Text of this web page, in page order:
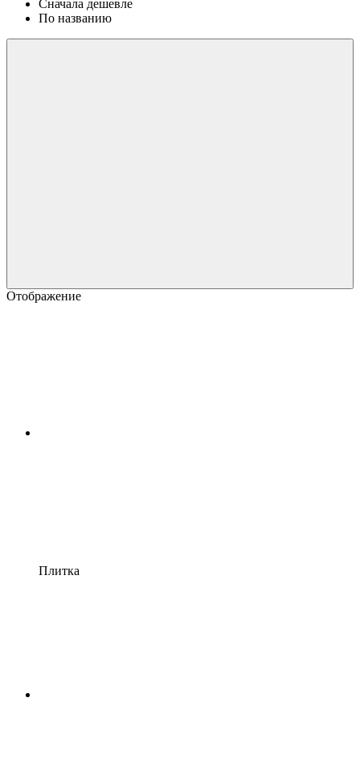
Сначала дешевле
По названию
Отображение
Плитка